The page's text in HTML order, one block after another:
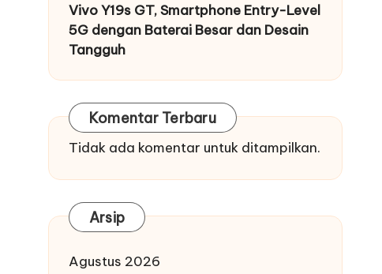
Vivo Y19s GT, Smartphone Entry-Level
5G dengan Baterai Besar dan Desain
Tangguh
Komentar Terbaru
Tidak ada komentar untuk ditampilkan.
Arsip
Agustus 2026